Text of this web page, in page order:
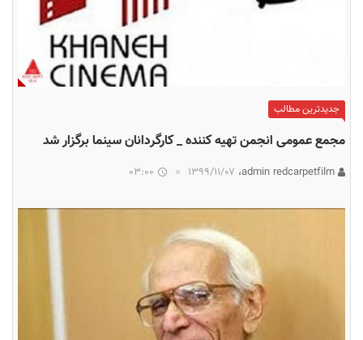
جدیدترین مطالب
مجمع عمومی انجمن تهیه کننده _ کارگردانان سینما برگزار شد
۱۳۹۹/۱۱/۰۷ 03:00